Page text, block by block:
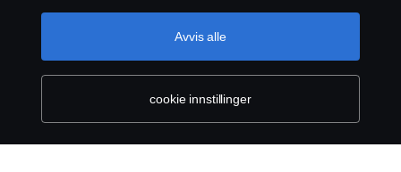
143 Skøyen, 0277 Oslo Telefon: 22 06 45 00 epost:
sno.info@scania.com. Fakturaadresse:
invoice.no@scania.com
cookie innstillinger
Avvis alle